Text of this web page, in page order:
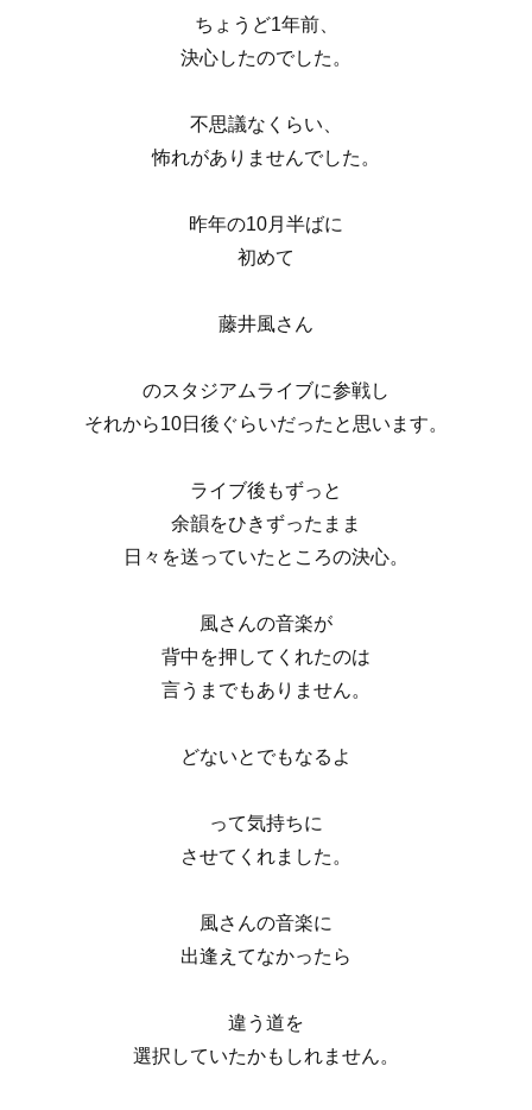
ちょうど1年前、
決心したのでした。
不思議なくらい、
怖れがありませんでした。
昨年の10月半ばに
初めて
藤井風さん
のスタジアムライブに参戦し
それから10日後ぐらいだったと思います。
ライブ後もずっと
余韻をひきずったまま
日々を送っていたところの決心。
風さんの音楽が
背中を押してくれたのは
言うまでもありません。
どないとでもなるよ
って気持ちに
させてくれました。
風さんの音楽に
出逢えてなかったら
違う道を
選択していたかもしれません。